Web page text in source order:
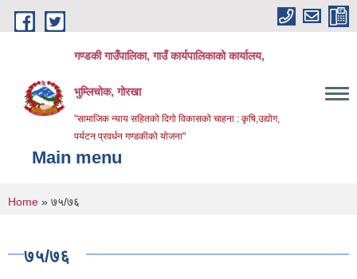
Skip to main content
गण्डकी गाउँपालिका, गाउँ कार्यपालिकाको कार्यालय,
भुम्लिचोक, गोरखा
"सामाजिक न्याय सहितको दिगो विकासको चाहना : कृषि,उद्योग,
पर्यटन प्रवर्धन गण्डकीको योजना"
Main menu
You are here
Home » ७५/७६
७५/७६